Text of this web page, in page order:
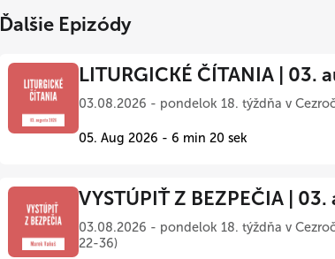
Ďalšie Epizódy
LITURGICKÉ ČÍTANIA | 03.
03.08.2026 - pondelok 18. týždňa v
05. Aug 2026 - 6 min 20 sek
VYSTÚPIŤ Z BEZPEČIA |
03.08.2026 - pondelok 18. týždňa v
22-36)